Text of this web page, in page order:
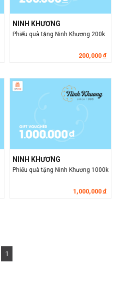
NINH KHƯƠNG
Phiếu quà tặng Ninh Khương 200k
200,000 đ
NINH KHƯƠNG
Phiếu quà tặng Ninh Khương 1000k
1,000,000 đ
1